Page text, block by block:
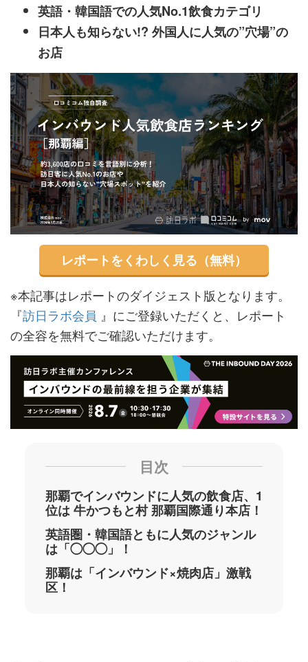
英語・韓国語での人気No.1飲食カテゴリ
日本人も知らない!? 外国人に人気の”穴場”の
お店
レポートをくわしく見る（無料）
※本記事はレポートのダイジェスト版となります。
『訪日ラボ会員 』にご登録いただくと、レポート
の全容を無料でご確認いただけます。
目次
那覇でインバウンドに人気の飲食店、1
位は 牛かつもと村 那覇国際通り本店！
英語圏・韓国語ともに人気のジャンル
は「◯◯◯」！
那覇は「インバウンド×焼肉店」激戦
区！